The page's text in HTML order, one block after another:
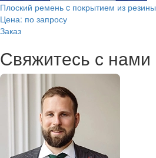
Плоский ремень c покрытием из резины
Цена: по запросу
Заказ
Свяжитесь с нами